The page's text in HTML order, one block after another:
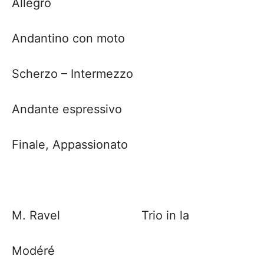
Allegro
Andantino con moto
Scherzo – Intermezzo
Andante espressivo
Finale, Appassionato
M. Ravel Trio in la
Modéré